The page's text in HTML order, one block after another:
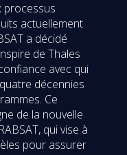
processus
actuellement
a décidé
de Thales
avec qui
décennies
Ce
de la nouvelle
qui vise à
pour assurer